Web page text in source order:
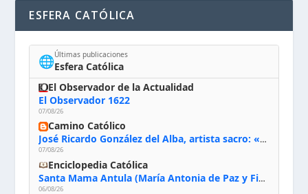
ESFERA CATÓLICA
🌐Últimas publicaciones
Esfera Católica
El Observador de la Actualidad
El Observador 1622
07/08/26
Camino Católico
José Ricardo González del Alba, artista sacro: «Yo oro, hablo con Dios, le pido al Espíritu Santo su inspiración y siempre pinto rezando el rosario para que sea Él quien actúe a través de mis manos»
07/08/26
Enciclopedia Católica
Santa Mama Antula (María Antonia de Paz y Figueroa)
06/08/26